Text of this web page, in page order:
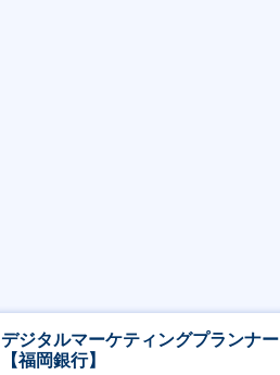
デジタルマーケティングプランナー
【福岡銀行】